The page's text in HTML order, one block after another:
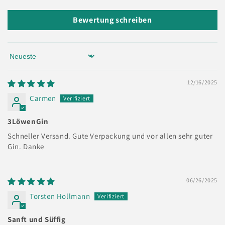
Bewertung schreiben
Sort by
12/16/2025
Carmen
3LöwenGin
Schneller Versand. Gute Verpackung und vor allen sehr guter
Gin. Danke
06/26/2025
Torsten Hollmann
Sanft und Süffig